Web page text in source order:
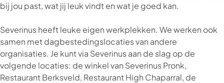
bij jou past, wat jij leuk vindt en wat je goed kan.
Severinus heeft leuke eigen werkplekken. We werken ook
samen met dagbestedingslocaties van andere
organisaties. Je kunt via Severinus aan de slag op de
volgende locaties: de winkel van Severinus Pronk,
Restaurant Berksveld, Restaurant High Chaparral, de